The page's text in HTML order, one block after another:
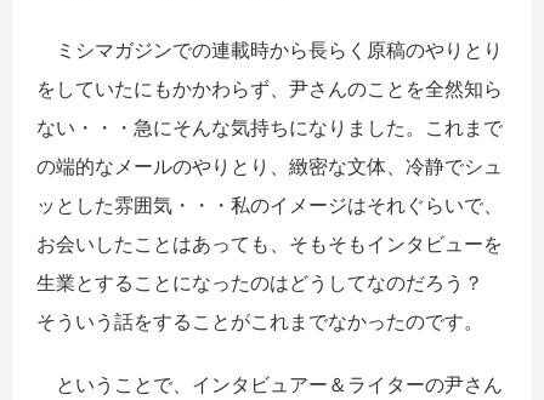
ミシマガジンでの連載時から長らく原稿のやりとり
をしていたにもかかわらず、尹さんのことを全然知ら
ない・・・急にそんな気持ちになりました。これまで
の端的なメールのやりとり、緻密な文体、冷静でシュ
ッとした雰囲気・・・私のイメージはそれぐらいで、
お会いしたことはあっても、そもそもインタビューを
生業とすることになったのはどうしてなのだろう？
そういう話をすることがこれまでなかったのです。
ということで、インタビュアー＆ライターの尹さん